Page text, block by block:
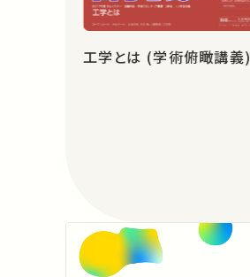
工学とは (学術俯瞰講義)